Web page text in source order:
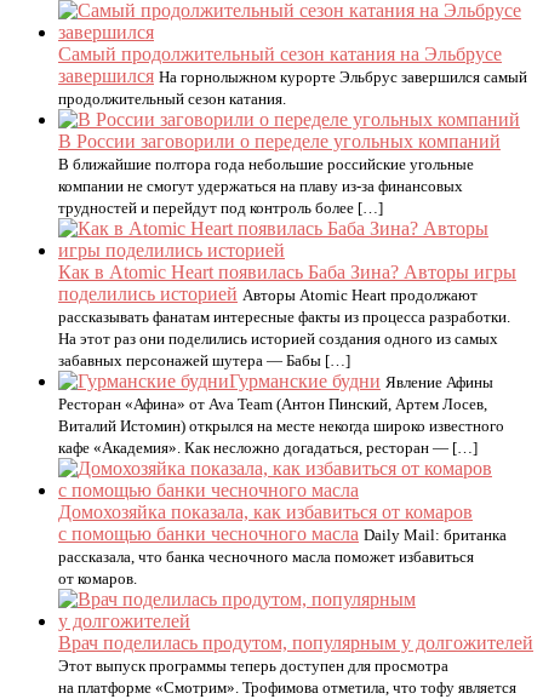
Самый продолжительный сезон катания на Эльбрусе
завершился На горнолыжном курорте Эльбрус завершился самый
продолжительный сезон катания.
В России заговорили о переделе угольных компаний
В ближайшие полтора года небольшие российские угольные
компании не смогут удержаться на плаву из-за финансовых
трудностей и перейдут под контроль более […]
Как в Atomic Heart появилась Баба Зина? Авторы игры
поделились историей Авторы Atomic Heart продолжают
рассказывать фанатам интересные факты из процесса разработки.
На этот раз они поделились историей создания одного из самых
забавных персонажей шутера — Бабы […]
Гурманские будни Явление Афины
Ресторан «Афина» от Ava Team (Антон Пинский, Артем Лосев,
Виталий Истомин) открылся на месте некогда широко известного
кафе «Академия». Как несложно догадаться, ресторан — […]
Домохозяйка показала, как избавиться от комаров
с помощью банки чесночного масла Daily Mail: британка
рассказала, что банка чесночного масла поможет избавиться
от комаров.
Врач поделилась продутом, популярным у долгожителей
Этот выпуск программы теперь доступен для просмотра
на платформе «Смотрим». Трофимова отметила, что тофу является